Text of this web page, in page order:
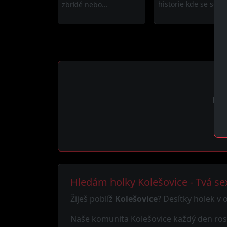
zbrklé nebo...
historie kde se sex...
Hledám holky Kolešovice - Tvá
Žiješ poblíž Kolešovice? Desítky holek v
Naše komunita Kolešovice každý den